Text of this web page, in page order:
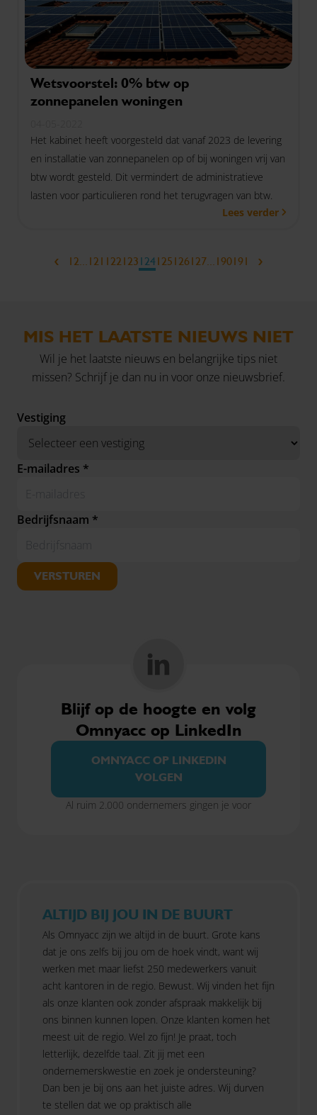
Wetsvoorstel: 0% btw op
zonnepanelen woningen
Het kabinet heeft voorgesteld dat vanaf 2023 de levering
en installatie van zonnepanelen op of bij woningen vrij van
btw wordt gesteld. Dit vermindert de administratieve
lasten voor particulieren rond het terugvragen van btw.
Lees verder
‹ 1 2... 121 122123 124125 126127... 190191 ›
MIS HET LAATSTE NIEUWS NIET
Wil je het laatste nieuws en belangrijke tips niet
missen? Schrijf je dan nu in voor onze nieuwsbrief.
Vestiging
E-mailadres *
Bedrijfsnaam *
VERSTUREN
Blijf op de hoogte en volg
Omnyacc op LinkedIn
OMNYACC OP LINKEDIN
VOLGEN
Al ruim 2.000 ondernemers gingen je voor
ALTIJD BIJ JOU IN DE BUURT
Als Omnyacc zijn we altijd in de buurt. Grote kans
dat je ons zelfs bij jou om de hoek vindt, want wij
werken met maar liefst 250 medewerkers vanuit
acht kantoren in de regio. Bewust. Wij vinden het fijn
als onze klanten ook zonder afspraak makkelijk bij
ons binnen kunnen lopen. Onze klanten komen het
meest uit de regio. Wel zo fijn! Je praat, toch
letterlijk, dezelfde taal. Zit jij met een
ondernemerskwestie en zoek je ondersteuning?
Dan ben je bij ons aan het juiste adres. Wij durven
te stellen dat we op praktisch alle